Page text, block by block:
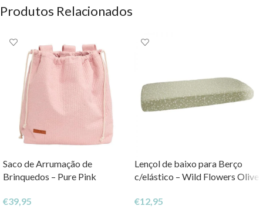
Produtos Relacionados
Saco de Arrumação de
Brinquedos – Pure Pink
€39,95
Lençol de baixo para Berço
c/elástico – Wild Flowers Olive
€12,95